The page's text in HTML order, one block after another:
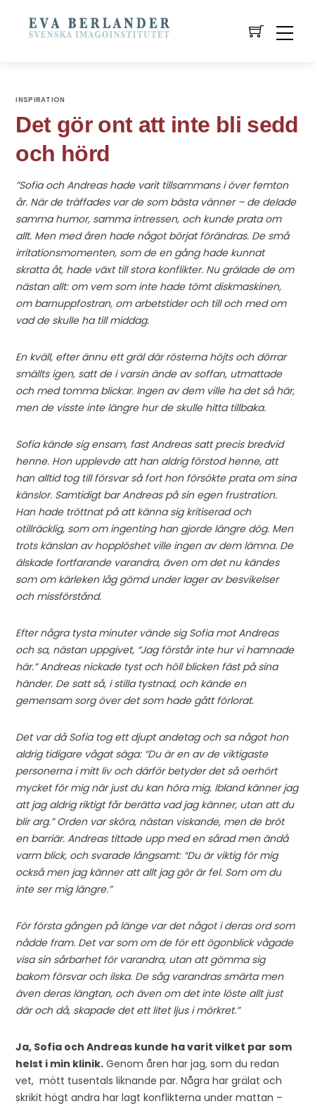
INSPIRATION
Det gör ont att inte bli sedd
och hörd
”Sofia och Andreas hade varit tillsammans i över femton
år. När de träffades var de som bästa vänner – de delade
samma humor, samma intressen, och kunde prata om
allt. Men med åren hade något börjat förändras. De små
irritationsmomenten, som de en gång hade kunnat
skratta åt, hade växt till stora konflikter. Nu grälade de om
nästan allt: om vem som inte hade tömt diskmaskinen,
om barnuppfostran, om arbetstider och till och med om
vad de skulle ha till middag.
En kväll, efter ännu ett gräl där rösterna höjts och dörrar
smällts igen, satt de i varsin ände av soffan, utmattade
och med tomma blickar. Ingen av dem ville ha det så här,
men de visste inte längre hur de skulle hitta tillbaka.
Sofia kände sig ensam, fast Andreas satt precis bredvid
henne. Hon upplevde att han aldrig förstod henne, att
han alltid tog till försvar så fort hon försökte prata om sina
känslor. Samtidigt bar Andreas på sin egen frustration.
Han hade tröttnat på att känna sig kritiserad och
otillräcklig, som om ingenting han gjorde längre dög. Men
trots känslan av hopplöshet ville ingen av dem lämna. De
älskade fortfarande varandra, även om det nu kändes
som om kärleken låg gömd under lager av besvikelser
och missförstånd.
Efter några tysta minuter vände sig Sofia mot Andreas
och sa, nästan uppgivet, “Jag förstår inte hur vi hamnade
här.” Andreas nickade tyst och höll blicken fäst på sina
händer. De satt så, i stilla tystnad, och kände en
gemensam sorg över det som hade gått förlorat.
Det var då Sofia tog ett djupt andetag och sa något hon
aldrig tidigare vågat säga: “Du är en av de viktigaste
personerna i mitt liv och därför betyder det så oerhört
mycket för mig när just du kan höra mig. Ibland känner jag
att jag aldrig riktigt får berätta vad jag känner, utan att du
blir arg.” Orden var sköra, nästan viskande, men de bröt
en barriär. Andreas tittade upp med en sårad men ändå
varm blick, och svarade långsamt: “Du är viktig för mig
också men jag känner att allt jag gör är fel. Som om du
inte ser mig längre.”
För första gången på länge var det något i deras ord som
nådde fram. Det var som om de för ett ögonblick vågade
visa sin sårbarhet för varandra, utan att gömma sig
bakom försvar och ilska. De såg varandras smärta men
även deras längtan, och även om det inte löste allt just
där och då, skapade det ett litet ljus i mörkret.”
Ja, Sofia och Andreas kunde ha varit vilket par som
helst i min klinik. Genom åren har jag, som du redan
vet, mött tusentals liknande par. Några har grälat och
skrikit högt andra har lagt konflikterna under mattan –